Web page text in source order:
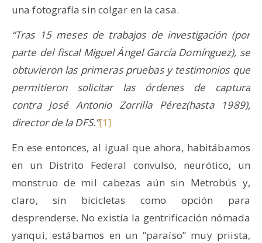
una fotografía sin colgar en la casa.
“Tras 15 meses de trabajos de investigación (por
parte del fiscal Miguel Ángel García Domínguez), se
obtuvieron las primeras pruebas y testimonios que
permitieron solicitar las órdenes de captura
contra José Antonio Zorrilla Pérez(hasta 1989),
director de la DFS.”[1]
En ese entonces, al igual que ahora, habitábamos
en un Distrito Federal convulso, neurótico, un
monstruo de mil cabezas aún sin Metrobús y,
claro, sin bicicletas como opción para
desprenderse. No existía la gentrificación nómada
yanqui, estábamos en un “paraíso” muy priista,